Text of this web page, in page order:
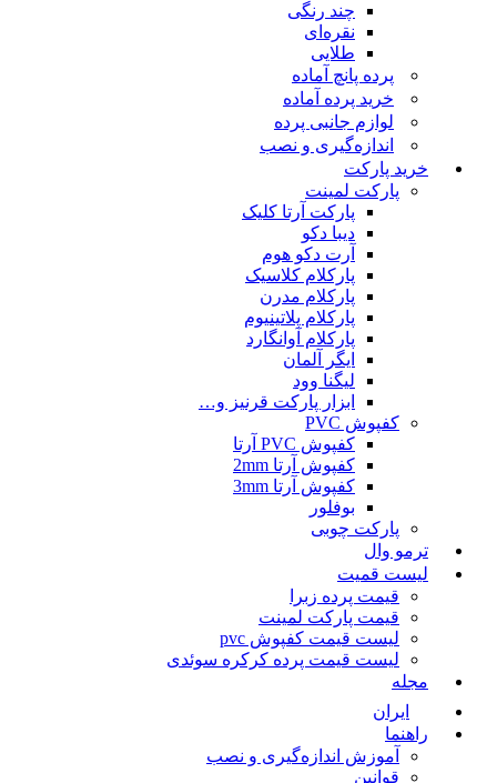
چند رنگی
نقره‌ای
طلایی
پرده پانچ آماده
خرید پرده آماده
لوازم جانبی پرده
اندازه‌گیری و نصب
خرید پارکت
پارکت لمینت
پارکت آرتا کلیک
دیبا دکو
آرت دکو هوم
پارکلام کلاسیک
پارکلام مدرن
پارکلام پلاتینیوم
پارکلام آوانگارد
ایگر آلمان
لیگنا وود
ابزار پارکت قرنیز و…
کفپوش PVC
کفپوش PVC آرتا
کفپوش آرتا 2mm
کفپوش آرتا 3mm
بوفلور
پارکت چوبی
ترمو وال
لیست قمیت
قیمت پرده زبرا
قیمت پارکت لمینت
لیست قیمت کفپوش pvc
لیست قیمت پرده کرکره سوئدی
مجله
ایران
راهنما
آموزش اندازه‌گیری و نصب
قوانین